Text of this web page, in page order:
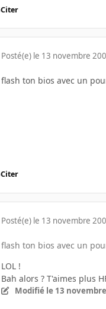
Citer
Posté(e) le 13 novembre
flash ton bios avec un
Citer
Posté(e) le 13 novembre
flash ton bios avec un
LOL !
Bah alors ? T'aimes plus
Modifié le 13